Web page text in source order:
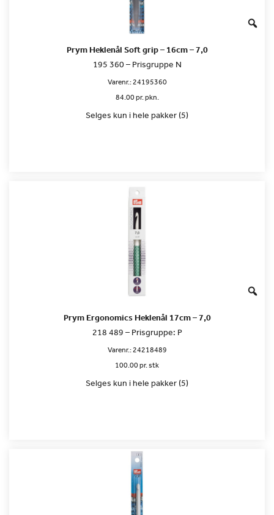
Prym Heklenål Soft grip – 16cm – 7,0
195 360 – Prisgruppe N
Varenr.:24195360
84.00 pr. pkn.
Selges kun i hele pakker (5)
Prym Ergonomics Heklenål 17cm – 7,0
218 489 – Prisgruppe: P
Varenr.:24218489
100.00 pr. stk
Selges kun i hele pakker (5)